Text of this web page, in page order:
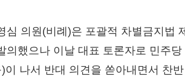
심 의원(비례)은 포괄적 차별금지법
의했으나 이날 대표 토론자로 민주당
이 나서 반대 의견을 쏟아내면서 찬